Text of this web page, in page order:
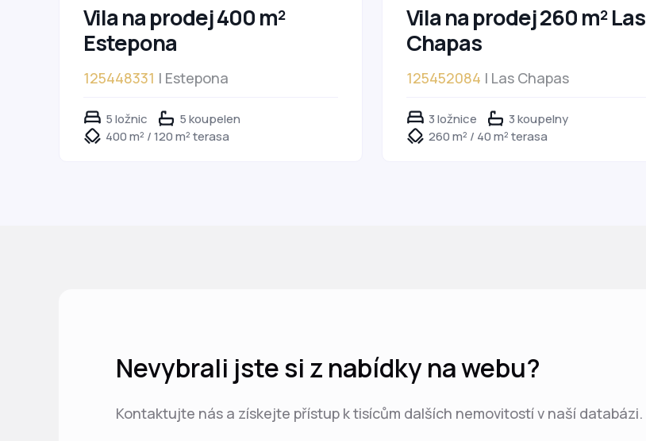
Vila na prodej 400 m²
Estepona
125448331 | Estepona
5 ložnic
5 koupelen
400 m² / 120 m² terasa
Vila na prodej 260 m² Las
Chapas
125452084 | Las Chapas
3 ložnice
3 koupelny
260 m² / 40 m² terasa
Nevybrali jste si z nabídky na webu?
Kontaktujte nás a získejte přístup k tisícům dalších nemovitostí v naší databázi.